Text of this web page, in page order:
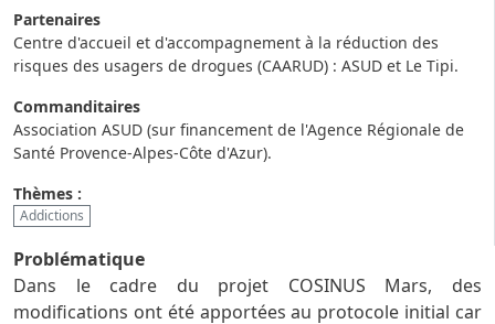
Partenaires
Centre d'accueil et d'accompagnement à la réduction des
risques des usagers de drogues (CAARUD) : ASUD et Le Tipi.
Commanditaires
Association ASUD (sur financement de l'Agence Régionale de
Santé Provence-Alpes-Côte d'Azur).
Thèmes :
Addictions
Problématique
Dans le cadre du projet COSINUS Mars, des
modifications ont été apportées au protocole initial car